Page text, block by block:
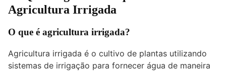
Agricultura Irrigada
O que é agricultura irrigada?
Agricultura irrigada é o cultivo de plantas utilizando
sistemas de irrigação para fornecer água de maneira